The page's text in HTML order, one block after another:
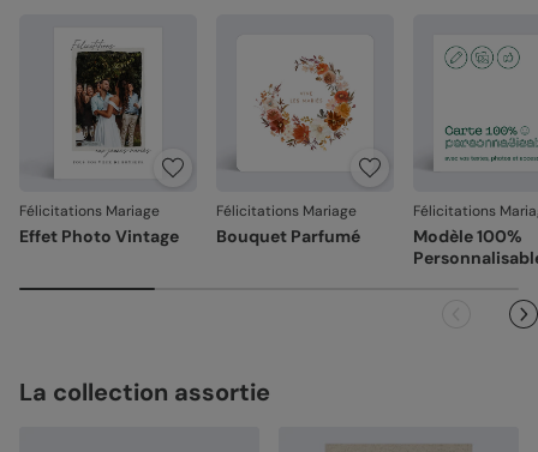
Félicitations Mariage
Effet Photo Vintage
Félicitations Mariage
Bouquet Parfumé
Félicitations
Modèle 100%
La collection assortie